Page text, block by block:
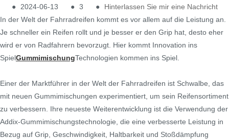
● 2024-06-13 ● 3 ●
Hinterlassen Sie mir eine Nachricht
In der Welt der Fahrradreifen kommt es vor allem auf die Leistung an.
Je schneller ein Reifen rollt und je besser er den Grip hat, desto eher
wird er von Radfahrern bevorzugt. Hier kommt Innovation ins
SpielGummimischungTechnologien kommen ins Spiel.
Einer der Marktführer in der Welt der Fahrradreifen ist Schwalbe, das
mit neuen Gummimischungen experimentiert, um sein Reifensortiment
zu verbessern. Ihre neueste Weiterentwicklung ist die Verwendung der
Addix-Gummimischungstechnologie, die eine verbesserte Leistung in
Bezug auf Grip, Geschwindigkeit, Haltbarkeit und Stoßdämpfung